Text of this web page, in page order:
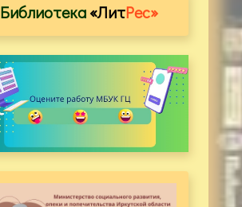
Библиотека«ЛитРес»